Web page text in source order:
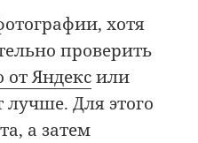
хотя
проверить
от Яндексили
лучше. Для этого
а затем